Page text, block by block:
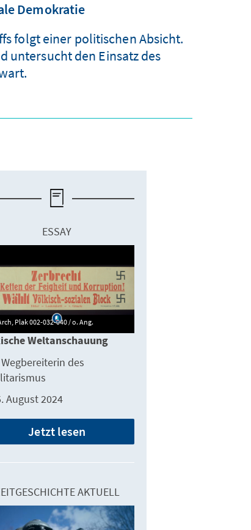
Demokratie
folgt einer politischen Absicht.
untersucht den Einsatz des
ESSAY
Plak 002-032-040 / o. Ang.
Weltanschauung
des
August 2024
Jetzt lesen
AKTUELL